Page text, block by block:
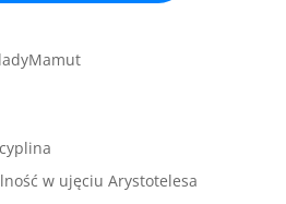
w ujęciu Arystotelesa